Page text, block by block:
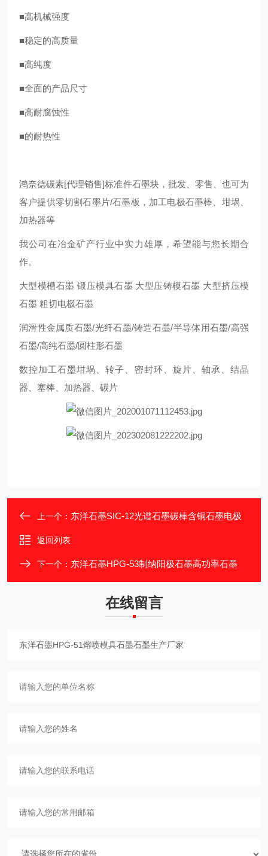
■高机械强度
■稳定的高质量
■高纯度
■全面的产品尺寸
■高耐腐蚀性
■的耐热性
鸿奈德碳素[代理销售]标准件石墨块，批发、零售、也可为
客户提供零切割石墨片/石墨板，加工电极石墨棒、坩埚、
加热器等
我公司在冶金矿产行业中实力雄厚，希望能与您长期合
作。
大型模槽石墨 锻压模具石墨 大型压铸模石墨 大型挤压模
石墨 粗切电极石墨
润滑性金属质石墨/光纤石墨/铸造石墨/半导体用石墨/高强
石墨/高纯石墨/圆柱形石墨
数控加工石墨坩埚、转子、密封环、旋片、轴承、结晶
器、塞棒、加热器、碳片
上一个： 东洋石墨SIC-12光谱石墨碳棒含铜石墨电极
返回列表
下一个： 东洋石墨HPG-53制纳阳极石墨高功率石墨
在线留言